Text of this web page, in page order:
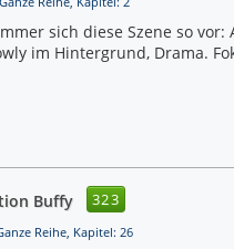
sich diese Szene so vor:
im Hintergrund, Drama.
Buffy 323
Reihe, Kapitel: 26